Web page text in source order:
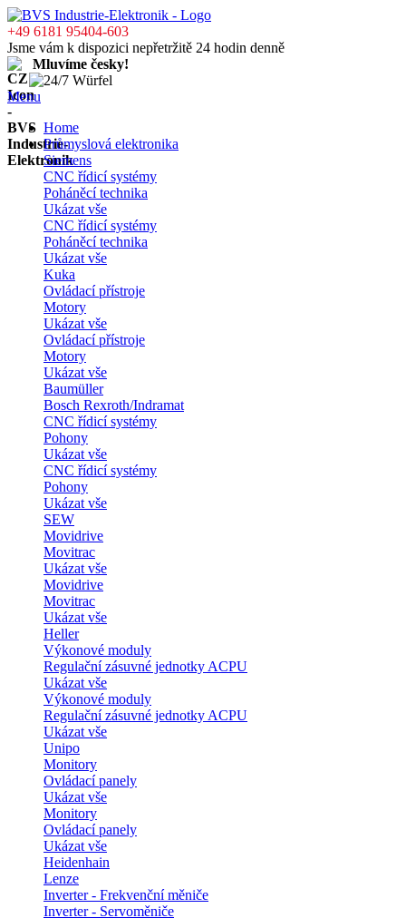
+49 6181 95404-603
Jsme vám k dispozici nepřetržitě 24 hodin denně
Mluvíme česky!
Menu
Home
Průmyslová elektronika
Siemens
CNC řídicí systémy
Poháněcí technika
Ukázat vše
CNC řídicí systémy
Poháněcí technika
Ukázat vše
Kuka
Ovládací přístroje
Motory
Ukázat vše
Ovládací přístroje
Motory
Ukázat vše
Baumüller
Bosch Rexroth/Indramat
CNC řídicí systémy
Pohony
Ukázat vše
CNC řídicí systémy
Pohony
Ukázat vše
SEW
Movidrive
Movitrac
Ukázat vše
Movidrive
Movitrac
Ukázat vše
Heller
Výkonové moduly
Regulační zásuvné jednotky ACPU
Ukázat vše
Výkonové moduly
Regulační zásuvné jednotky ACPU
Ukázat vše
Unipo
Monitory
Ovládací panely
Ukázat vše
Monitory
Ovládací panely
Ukázat vše
Heidenhain
Lenze
Inverter - Frekvenční měniče
Inverter - Servoměniče